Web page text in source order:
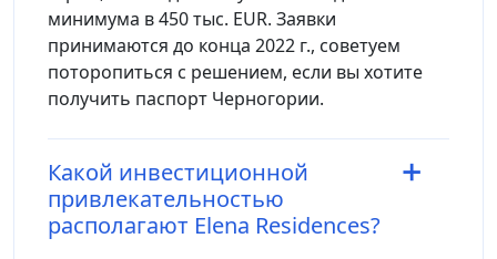
минимума в 450 тыс. EUR. Заявки
принимаются до конца 2022 г., советуем
поторопиться с решением, если вы хотите
получить паспорт Черногории.
Какой инвестиционной
привлекательностью
располагают Elena Residences?